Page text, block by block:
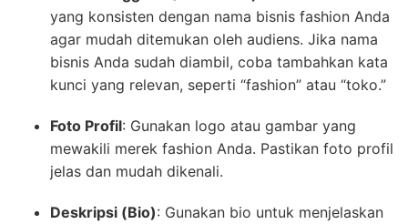
yang konsisten dengan nama bisnis fashion Anda
agar mudah ditemukan oleh audiens. Jika nama
bisnis Anda sudah diambil, coba tambahkan kata
kunci yang relevan, seperti “fashion” atau “toko.”
Foto Profil: Gunakan logo atau gambar yang
mewakili merek fashion Anda. Pastikan foto profil
jelas dan mudah dikenali.
Deskripsi (Bio): Gunakan bio untuk menjelaskan